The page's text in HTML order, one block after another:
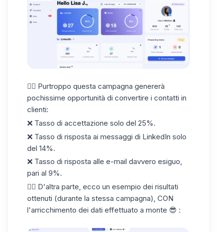
👎🏼 Purtroppo questa campagna genererà
pochissime opportunità di convertire i contatti in
clienti:
❌ Tasso di accettazione solo del 25%.
❌ Tasso di risposta ai messaggi di LinkedIn solo
del 14%.
❌ Tasso di risposta alle e-mail davvero esiguo,
pari al 9%.
👇🏼 D'altra parte, ecco un esempio dei risultati
ottenuti (durante la stessa campagna), CON
l'arricchimento dei dati effettuato a monte 😎 :